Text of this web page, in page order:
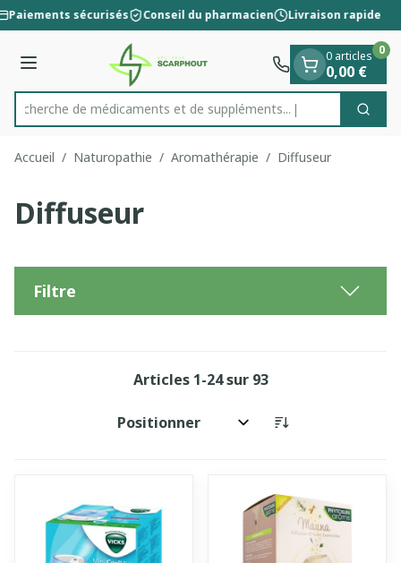
Aller au contenu
1 de 1
Paiements sécurisés Conseil du pharmacien Livraison rapide
Menu
Rechercher
Recherche de médicaments et de suppléments...
0 articles
0,00 €
0
Accueil / Naturopathie / Aromathérapie / Diffuseur
Diffuseur
Filtre
Articles 1-24sur 93
Trier par: